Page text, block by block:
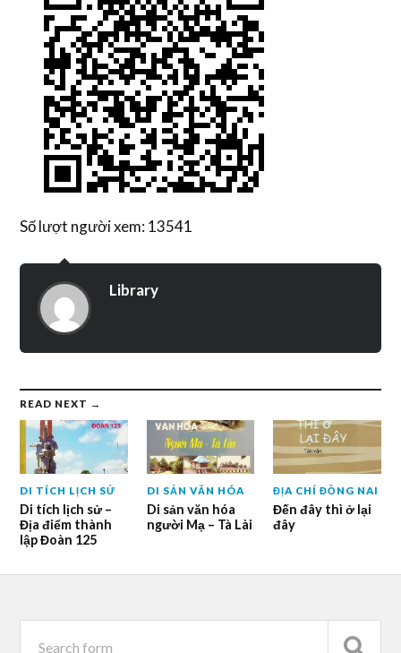
Số lượt người xem: 13541
Library
READ NEXT →
DI TÍCH LỊCH SỬ
Di tích lịch sử –
Địa điểm thành
lập Đoàn 125
DI SẢN VĂN HÓA
Di sản văn hóa
người Mạ – Tà Lài
ĐỊA CHÍ ĐỒNG NAI
Đến đây thì ở lại
đây